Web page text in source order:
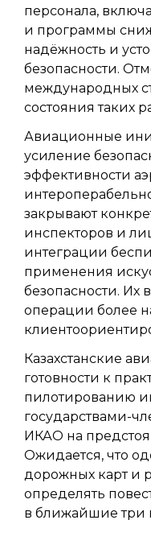
персонала,
и программы
надёжность и
безопасности.
международных
состояния таких
Авиационные
усиление
эффективности
закрывают
инспекторов и
интеграции
применения
безопасности.
операции более
Казахстанские
готовности к
пилотированию
государствами-
ИКАО на
Ожидается, что
дорожных карт и
определять
в ближайшие три